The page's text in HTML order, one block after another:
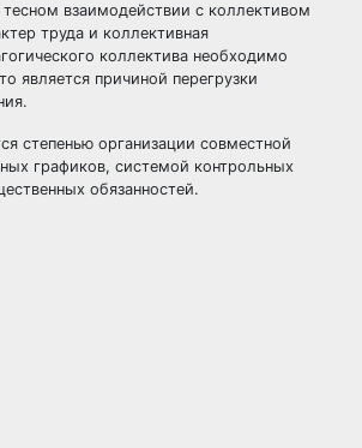
тесном взаимодействии с коллективом
труда и коллективная
коллектива необходимо
является причиной перегрузки
степенью организации совместной
графиков, системой контрольных
обязанностей.